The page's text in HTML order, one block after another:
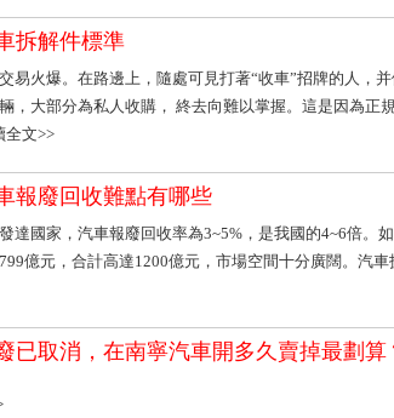
拆解件標準
易火爆。在路邊上，隨處可見打著“收車”招牌的人，
，大部分為私人收購， 終去向難以掌握。這是因為
文>>
報廢回收難點有哪些
達國家，汽車報廢回收率為3~5%，是我國的4~6倍。
億元，合計高達1200億元，市場空間十分廣闊。汽
已取消，在南寧汽車開多久賣掉最劃算